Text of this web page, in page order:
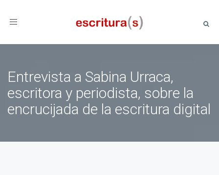
Toggle
Entrevista a Sabina Urraca,
escritora y periodista, sobre la
encrucijada de la escritura digital